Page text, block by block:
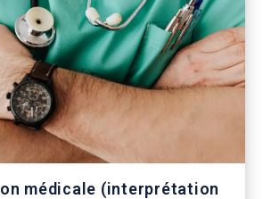
médicale (interprétation